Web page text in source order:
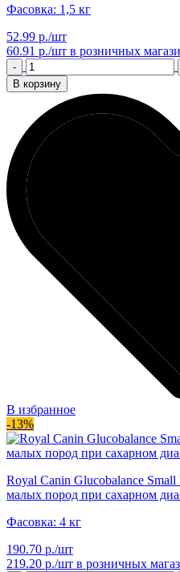
Фасовка: 1,5 кг
52.99 р./шт
60.91 р./шт в розничных
-
В корзину
В избранное
-13%
Royal Canin Glucobalance
малых пород при сахарном
Фасовка: 4 кг
190.70 р./шт
219.20 р./шт в розничных